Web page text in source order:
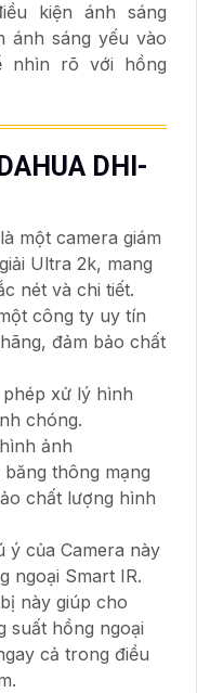
kiện ánh sáng
ánh sáng yếu vào
nhìn rõ với hồng
DHI-
là một camera giám
Ultra 2k, mang
nét và chi tiết.
công ty uy tín
đảm bảo chất
xử lý hình
chóng.
ảnh
thông mạng
chất lượng hình
ý của Camera này
ngoại Smart IR.
này giúp cho
suất hồng ngoại
cả trong điều